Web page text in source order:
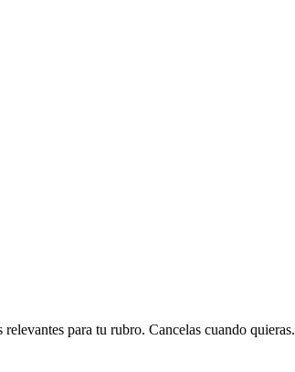
para tu rubro. Cancelas cuando quieras.